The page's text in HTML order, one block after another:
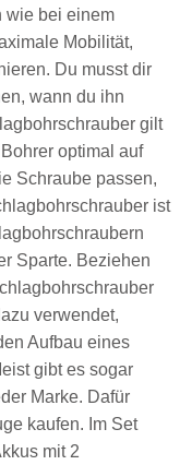
wie bei einem
Mobilität,
Du musst dir
wann du ihn
gilt
optimal auf
Schraube passen,
ist
Sparte. Beziehen
verwendet,
Aufbau eines
gibt es sogar
Marke. Dafür
kaufen. Im Set
mit 2